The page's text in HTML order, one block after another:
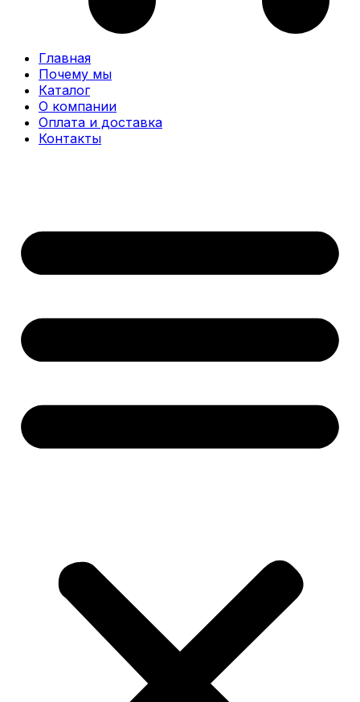
Главная
Почему мы
Каталог
О компании
Оплата и доставка
Контакты